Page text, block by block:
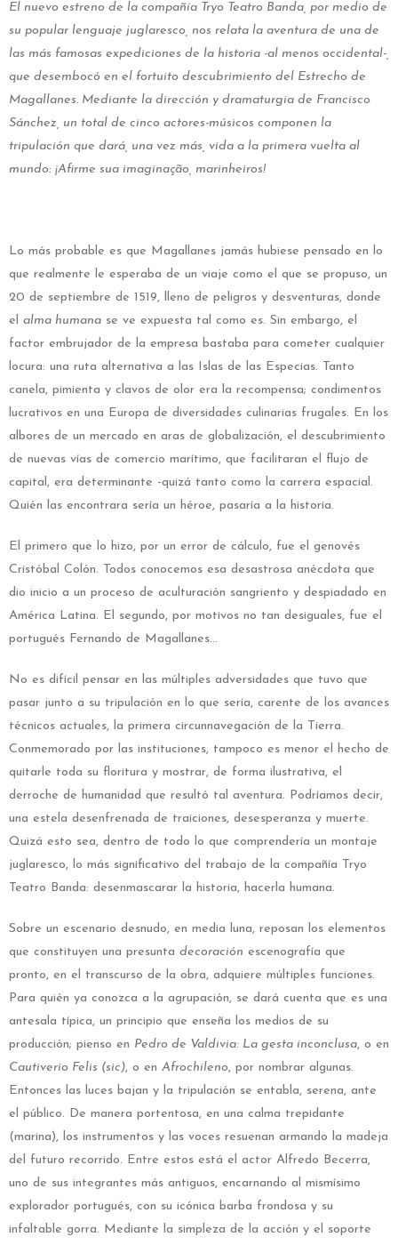
El nuevo estreno de la compañía Tryo Teatro Banda, por medio de
su popular lenguaje juglaresco, nos relata la aventura de una de
las más famosas expediciones de la historia -al menos occidental-,
que desembocó en el fortuito descubrimiento del Estrecho de
Magallanes. Mediante la dirección y dramaturgia de Francisco
Sánchez, un total de cinco actores-músicos componen la
tripulación que dará, una vez más, vida a la primera vuelta al
mundo: ¡Afirme sua imaginação, marinheiros!
Lo más probable es que Magallanes jamás hubiese pensado en lo
que realmente le esperaba de un viaje como el que se propuso, un
20 de septiembre de 1519, lleno de peligros y desventuras, donde
el alma humana se ve expuesta tal como es. Sin embargo, el
factor embrujador de la empresa bastaba para cometer cualquier
locura: una ruta alternativa a las Islas de las Especias. Tanto
canela, pimienta y clavos de olor era la recompensa; condimentos
lucrativos en una Europa de diversidades culinarias frugales. En los
albores de un mercado en aras de globalización, el descubrimiento
de nuevas vías de comercio marítimo, que facilitaran el flujo de
capital, era determinante -quizá tanto como la carrera espacial.
Quién las encontrara sería un héroe, pasaría a la historia.
El primero que lo hizo, por un error de cálculo, fue el genovés
Cristóbal Colón. Todos conocemos esa desastrosa anécdota que
dio inicio a un proceso de aculturación sangriento y despiadado en
América Latina. El segundo, por motivos no tan desiguales, fue el
portugués Fernando de Magallanes…
No es difícil pensar en las múltiples adversidades que tuvo que
pasar junto a su tripulación en lo que sería, carente de los avances
técnicos actuales, la primera circunnavegación de la Tierra.
Conmemorado por las instituciones, tampoco es menor el hecho de
quitarle toda su floritura y mostrar, de forma ilustrativa, el
derroche de humanidad que resultó tal aventura. Podríamos decir,
una estela desenfrenada de traiciones, desesperanza y muerte.
Quizá esto sea, dentro de todo lo que comprendería un montaje
juglaresco, lo más significativo del trabajo de la compañía Tryo
Teatro Banda: desenmascarar la historia, hacerla humana.
Sobre un escenario desnudo, en media luna, reposan los elementos
que constituyen una presunta decoración escenografía que
pronto, en el transcurso de la obra, adquiere múltiples funciones.
Para quién ya conozca a la agrupación, se dará cuenta que es una
antesala típica, un principio que enseña los medios de su
producción; pienso en Pedro de Valdivia: La gesta inconclusa, o en
Cautiverio Felis (sic), o en Afrochileno, por nombrar algunas.
Entonces las luces bajan y la tripulación se entabla, serena, ante
el público. De manera portentosa, en una calma trepidante
(marina), los instrumentos y las voces resuenan armando la madeja
del futuro recorrido. Entre estos está el actor Alfredo Becerra,
uno de sus integrantes más antiguos, encarnando al mismísimo
explorador portugués, con su icónica barba frondosa y su
infaltable gorra. Mediante la simpleza de la acción y el soporte